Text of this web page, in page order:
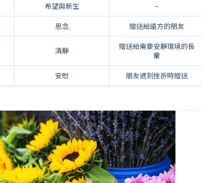
希望與新生 –
思念 贈送給遠方的朋友
清靜
贈送給需要安靜環境的長
輩
安慰 朋友遇到挫折時贈送